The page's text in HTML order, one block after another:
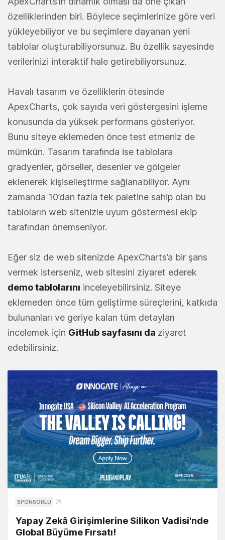
özelliklerinden biri. Böylece seçimlerinize göre veri
yükleyebiliyor ve bu seçimlere dayanan yeni
tablolar oluşturabiliyorsunuz. Bu özellik sayesinde
verilerinizi interaktif hale getirebiliyorsunuz.
Havalı tasarım ve özelliklerin ötesinde
ApexCharts, çok sayıda veri göstergesini işleme
konusunda da yüksek performans gösteriyor.
Bunu siteye eklemeden önce test etmeniz de
mümkün. Tasarım tarafında ise tablolara
gradyenler, görseller, desenler ve gölgeler
eklenerek kişiselleştirme sağlanabiliyor. Aynı
zamanda 10’dan fazla tek paletine sahip olan bu
tabloların web sitenizle uyum göstermesi ekip
tarafından önemseniyor.
Eğer siz de web sitenizde ApexCharts’a bir şans
vermek isterseniz, web sitesini ziyaret ederek
demo tablolarını inceleyebilirsiniz. Siteye
eklemeden önce tüm geliştirme süreçlerini, katkıda
bulunanları ve geriye kalan tüm detayları
incelemek için GitHub sayfasını da ziyaret
edebilirsiniz.
SPONSORLU
Yapay Zekâ Girişimlerine Silikon Vadisi'nde
Global Büyüme Fırsatı!